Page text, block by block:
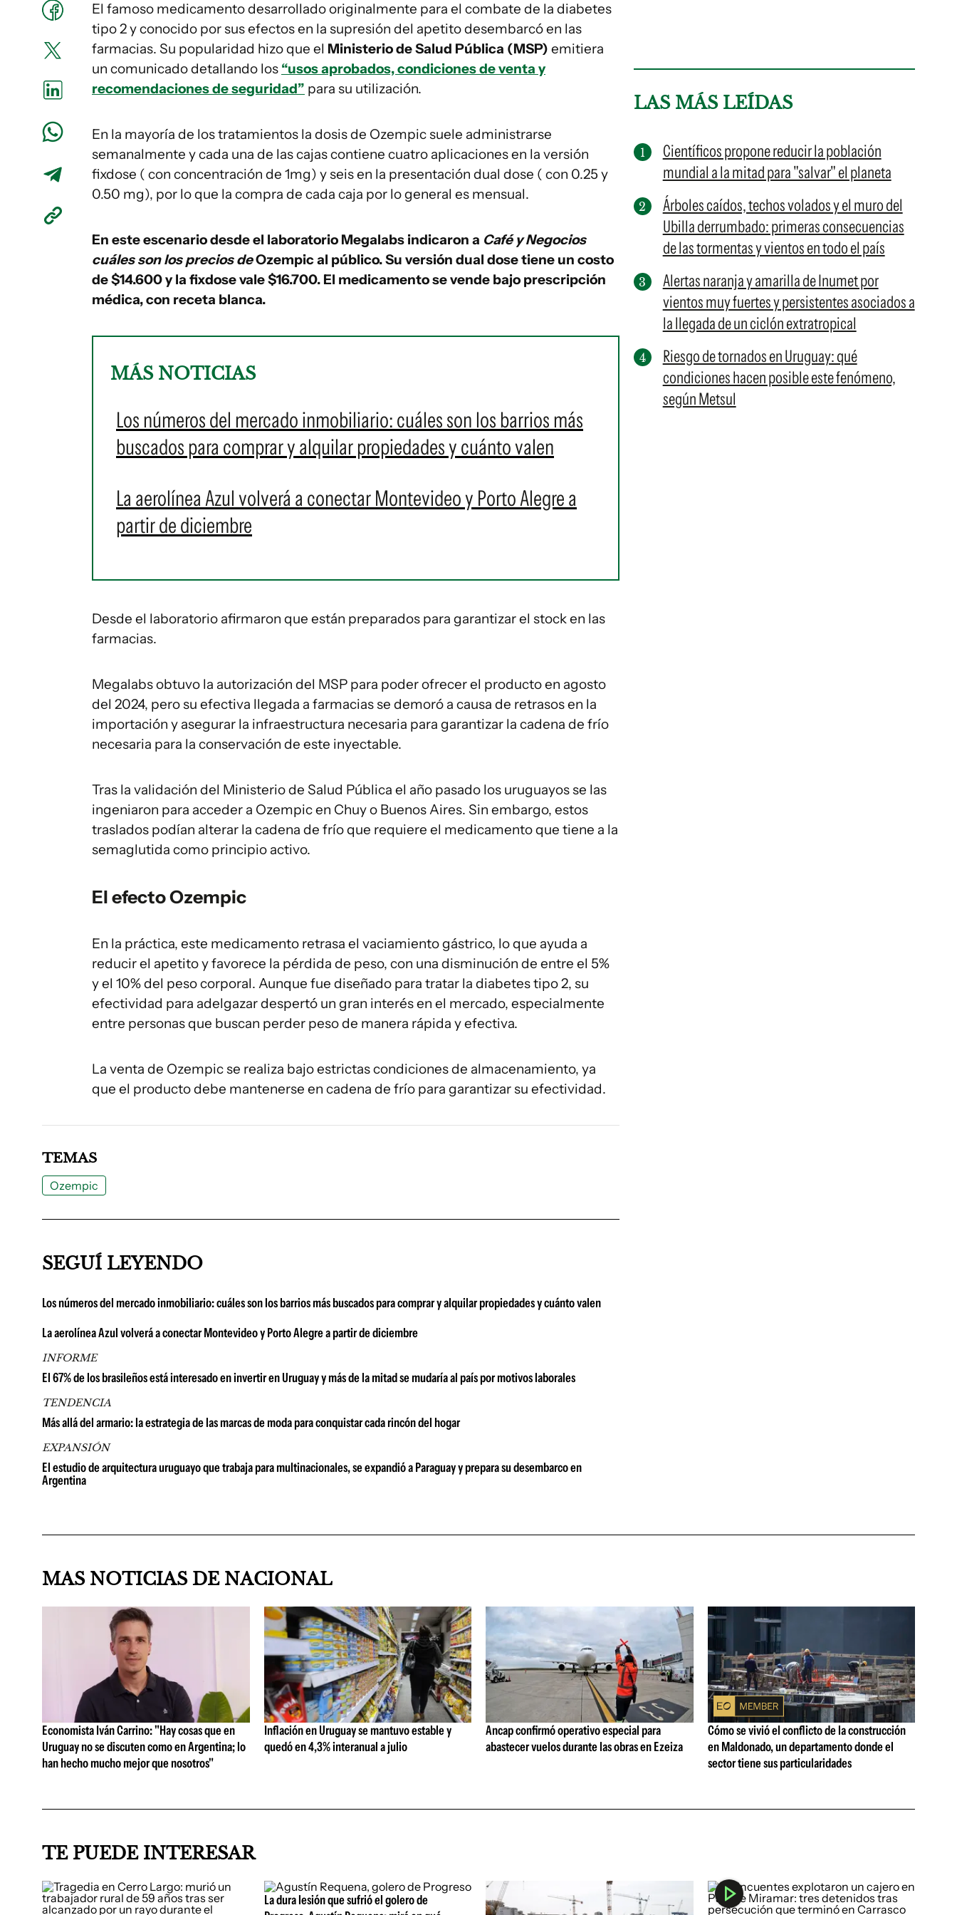
El famoso medicamento desarrollado originalmente para el combate de la diabetes
tipo 2 y conocido por sus efectos en la supresión del apetito desembarcó en las
farmacias. Su popularidad hizo que el Ministerio de Salud Pública (MSP) emitiera
un comunicado detallando los “usos aprobados, condiciones de venta y
recomendaciones de seguridad” para su utilización.
En la mayoría de los tratamientos la dosis de Ozempic suele administrarse
semanalmente y cada una de las cajas contiene cuatro aplicaciones en la versión
fixdose ( con concentración de 1mg) y seis en la presentación dual dose ( con 0.25 y
0.50 mg), por lo que la compra de cada caja por lo general es mensual.
En este escenario desde el laboratorio Megalabs indicaron a Café y Negocios
cuáles son los precios deOzempic al público. Su versión dual dose tiene un costo
de $14.600 y la fixdose vale $16.700. El medicamento se vende bajo prescripción
médica, con receta blanca.
MÁS NOTICIAS
Los números del mercado inmobiliario: cuáles son los barrios más
buscados para comprar y alquilar propiedades y cuánto valen
La aerolínea Azul volverá a conectar Montevideo y Porto Alegre a
partir de diciembre
Desde el laboratorio afirmaron que están preparados para garantizar el stock en las
farmacias.
Megalabs obtuvo la autorización del MSP para poder ofrecer el producto en agosto
del 2024, pero su efectiva llegada a farmacias se demoró a causa de retrasos en la
importación y asegurar la infraestructura necesaria para garantizar la cadena de frío
necesaria para la conservación de este inyectable.
Tras la validación del Ministerio de Salud Pública el año pasado los uruguayos se las
ingeniaron para acceder a Ozempic en Chuy o Buenos Aires. Sin embargo, estos
traslados podían alterar la cadena de frío que requiere el medicamento que tiene a la
semaglutida como principio activo.
El efecto Ozempic
En la práctica, este medicamento retrasa el vaciamiento gástrico, lo que ayuda a
reducir el apetito y favorece la pérdida de peso, con una disminución de entre el 5%
y el 10% del peso corporal. Aunque fue diseñado para tratar la diabetes tipo 2, su
efectividad para adelgazar despertó un gran interés en el mercado, especialmente
entre personas que buscan perder peso de manera rápida y efectiva.
La venta de Ozempic se realiza bajo estrictas condiciones de almacenamiento, ya
que el producto debe mantenerse en cadena de frío para garantizar su efectividad.
LAS MÁS LEÍDAS
Científicos propone reducir la población
mundial a la mitad para "salvar" el planeta
Árboles caídos, techos volados y el muro del
Ubilla derrumbado: primeras consecuencias
de las tormentas y vientos en todo el país
Alertas naranja y amarilla de Inumet por
vientos muy fuertes y persistentes asociados a
la llegada de un ciclón extratropical
Riesgo de tornados en Uruguay: qué
condiciones hacen posible este fenómeno,
según Metsul
TEMAS
Ozempic
SEGUÍ LEYENDO
Los números del mercado inmobiliario: cuáles son los barrios más buscados para comprar y alquilar propiedades y cuánto valen
La aerolínea Azul volverá a conectar Montevideo y Porto Alegre a partir de diciembre
INFORME
El 67% de los brasileños está interesado en invertir en Uruguay y más de la mitad se mudaría al país por motivos laborales
TENDENCIA
Más allá del armario: la estrategia de las marcas de moda para conquistar cada rincón del hogar
EXPANSIÓN
El estudio de arquitectura uruguayo que trabaja para multinacionales, se expandió a Paraguay y prepara su desembarco en
Argentina
MAS NOTICIAS DE NACIONAL
Economista Iván Carrino: "Hay cosas que en
Uruguay no se discuten como en Argentina; lo
han hecho mucho mejor que nosotros"
Inflación en Uruguay se mantuvo estable y
quedó en 4,3% interanual a julio
Ancap confirmó operativo especial para
abastecer vuelos durante las obras en Ezeiza
Cómo se vivió el conflicto de la construcción
en Maldonado, un departamento donde el
sector tiene sus particularidades
TE PUEDE INTERESAR
La dura lesión que sufrió el golero de